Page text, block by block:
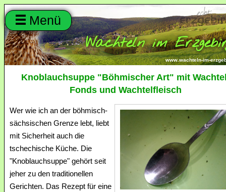
Wachteln im
www.wachteln-im-
Knoblauchsuppe "Böhmischer Art" mit
Fonds und Wachtelfleisch
Wer wie ich an der böhmisch-
sächsischen Grenze lebt, liebt
mit Sicherheit auch die
tschechische Küche. Die
"Knoblauchsuppe" gehört seit
jeher zu den traditionellen
Gerichten. Das Rezept für eine
Menü